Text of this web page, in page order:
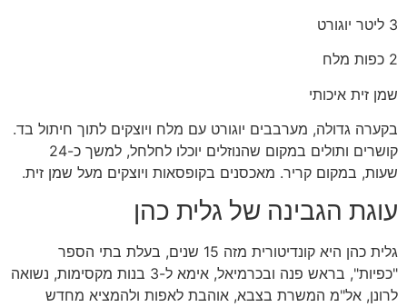
3 ליטר יוגורט
2 כפות מלח
שמן זית איכותי
בקערה גדולה, מערבבים יוגורט עם מלח ויוצקים לתוך חיתול בד.
קושרים ותולים במקום שהנוזלים יוכלו לחלחל, למשך כ-24
שעות, במקום קריר. מאכסנים בקופסאות ויוצקים מעל שמן זית.
עוגת הגבינה של גלית כהן
גלית כהן היא קונדיטורית מזה 15 שנים, בעלת בתי הספר
"כפיות", בראש פנה ובכרמיאל, אימא ל-3 בנות מקסימות, נשואה
לרונן, אל"מ המשרת בצבא, אוהבת לאפות ולהמציא מחדש